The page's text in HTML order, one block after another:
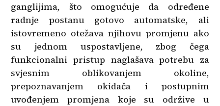
ganglijima, što omogućuje da određene
radnje postanu gotovo automatske, ali
istovremeno otežava njihovu promjenu ako
su jednom uspostavljene, zbog čega
funkcionalni pristup naglašava potrebu za
svjesnim oblikovanjem okoline,
prepoznavanjem okidača i postupnim
uvođenjem promjena koje su održive u